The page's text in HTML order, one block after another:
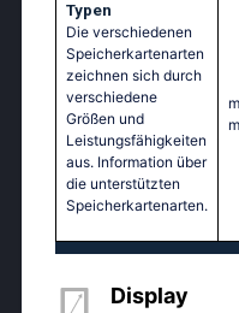
Typen
Die verschiedenen
Speicherkartenarten
zeichnen sich durch
verschiedene
Größen und
Leistungsfähigkeiten
aus. Information über
die unterstützten
Speicherkartenarten.
Display